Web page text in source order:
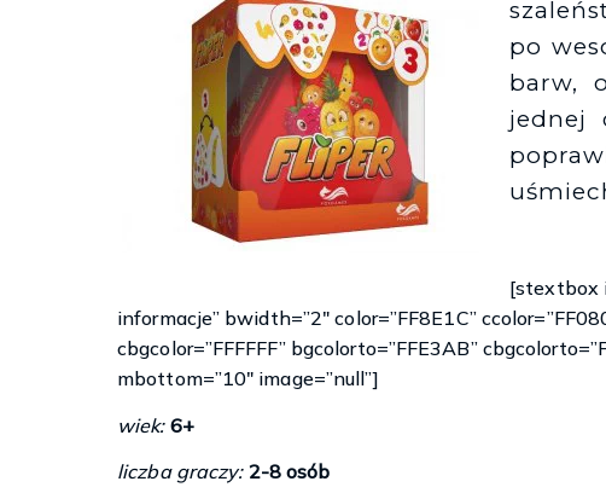
po
barw,
jednej
[stextbox
informacje” bwidth=”2″ color=”FF8E1C”
cbgcolor=”FFFFFF” bgcolorto=”FFE3AB”
mbottom=”10″ image=”null”]
wiek: 6+
liczba graczy: 2-8 osób